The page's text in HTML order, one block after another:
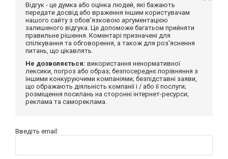
Відгук - це думка або оцінка людей, які бажають
передати досвід або враження іншим користувачам
нашого сайту з обов'язковою аргументацією
залишеного відгука. Це допоможе багатьом прийняти
правильне рішення. Коментарі призначені для
спілкування та обговорення, а також для роз'яснення
питань, що цікавлять.
Не дозволяється: використання ненормативної
лексики, погроз або образ; безпосереднє порівняння з
іншими конкуруючими компаніями; безпідставні заяви,
що ображають діяльність компанії і / або її послуги;
розміщення посилань на сторонні інтернет-ресурси;
реклама та самореклама.
Введіть email: